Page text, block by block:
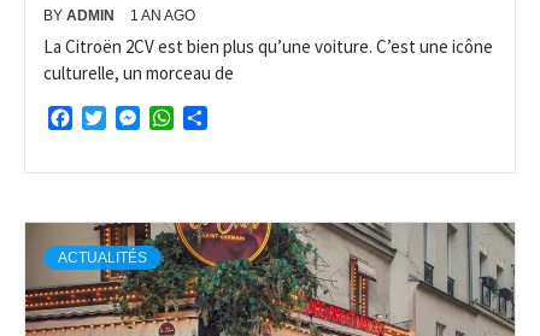
BY ADMIN 1 AN AGO
La Citroën 2CV est bien plus qu’une voiture. C’est une icône
culturelle, un morceau de
FacebookTwitterMessengerWhatsApp
ACTUALITÉS